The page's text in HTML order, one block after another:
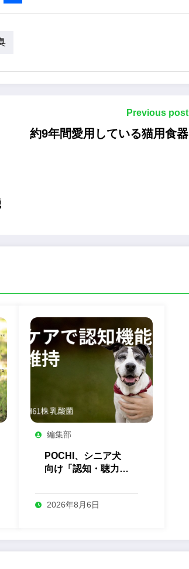
Share
Previous post
約9年間愛用している猫用食器
編集部
POCHI、シニア犬
向け「認知・聴力
プリを発売
2026年8月6日